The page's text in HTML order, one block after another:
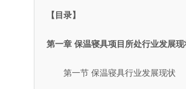
【目录】
第一章 保温寝具项目所处行业发展现
第一节 保温寝具行业发展现状